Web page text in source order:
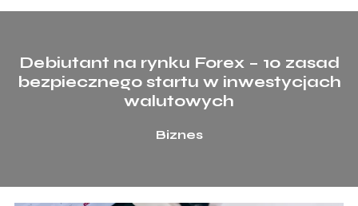
bezpiecznego
Debiutant na rynku Forex – 10 zasad
bezpiecznego startu w inwestycjach
walutowych
Biznes